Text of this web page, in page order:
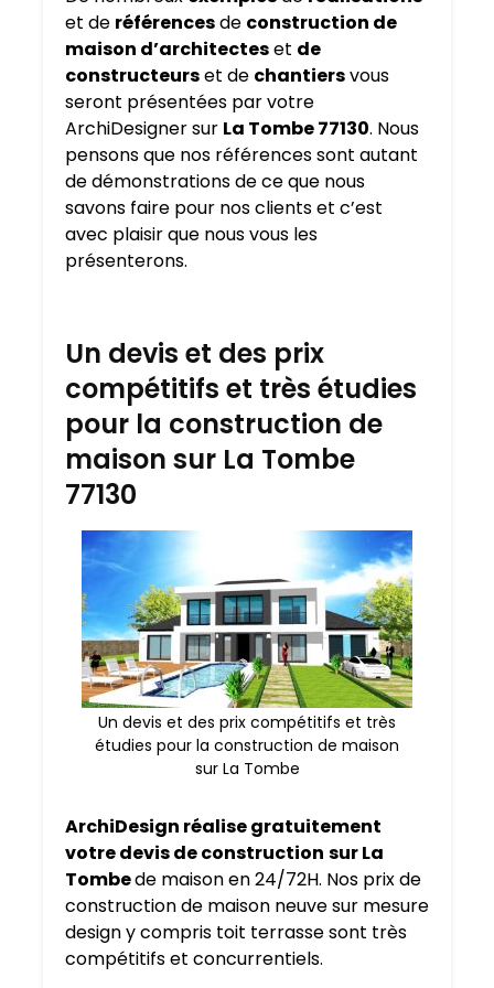
et de référencesde construction de
maison d’architecteset de
constructeurset de chantiersvous
seront présentées par votre
ArchiDesigner sur La Tombe 77130. Nous
pensons que nos références sont autant
de démonstrations de ce que nous
savons faire pour nos clients et c’est
avec plaisir que nous vous les
présenterons.
Un devis et des prix
compétitifs et très étudies
pour la construction de
maison sur La Tombe
77130
Un devis et des prix compétitifs et très
étudies pour la construction de maison
sur La Tombe
ArchiDesign réalise gratuitement
votre devis de construction sur La
Tombede maison en 24/72H. Nos prix de
construction de maison neuve sur mesure
design y compris toit terrasse sont très
compétitifs et concurrentiels.